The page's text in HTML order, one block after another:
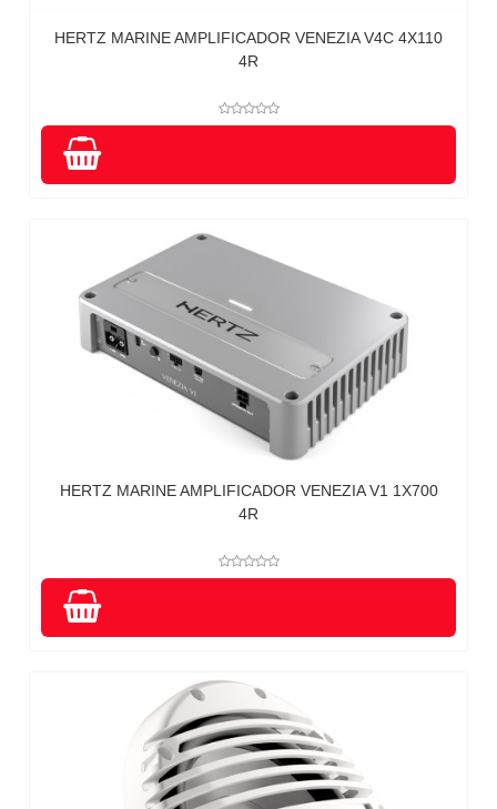
HERTZ MARINE AMPLIFICADOR VENEZIA V4C 4X110
4R
HERTZ MARINE AMPLIFICADOR VENEZIA V1 1X700
4R